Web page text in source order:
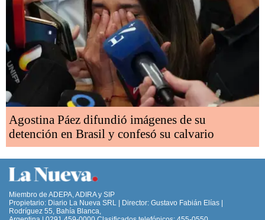
Agostina Páez difundió imágenes de su
detención en Brasil y confesó su calvario
Miembro de ADEPA, ADIRA y SIP
Propietario: Diario La Nueva SRL | Director: Gustavo Fabián Elías |
Rodríguez 55, Bahía Blanca,